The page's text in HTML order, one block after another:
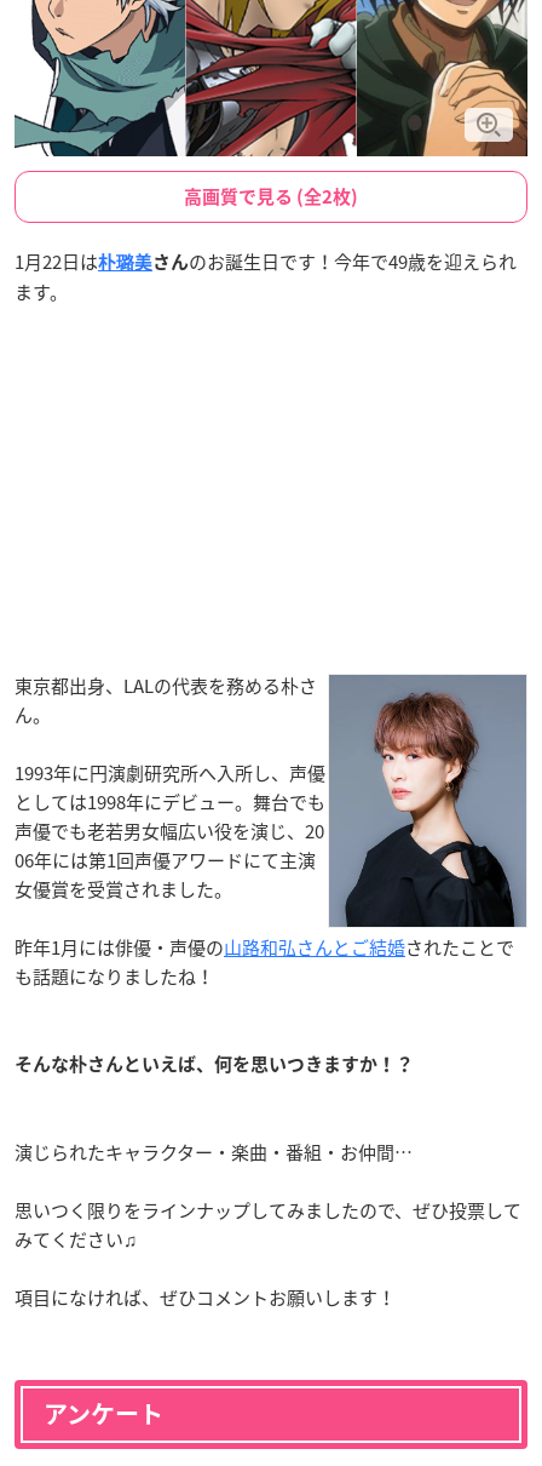
高画質で見る (全2枚)
1月22日は朴璐美さんのお誕生日です！今年で49歳を迎えられ
ます。
東京都出身、LALの代表を務める朴さ
ん。
1993年に円演劇研究所へ入所し、声優
としては1998年にデビュー。舞台でも
声優でも老若男女幅広い役を演じ、20
06年には第1回声優アワードにて主演
女優賞を受賞されました。
昨年1月には俳優・声優の山路和弘さんとご結婚されたことで
も話題になりましたね！
そんな朴さんといえば、何を思いつきますか！？
演じられたキャラクター・楽曲・番組・お仲間…
思いつく限りをラインナップしてみましたので、ぜひ投票して
みてください♫
項目になければ、ぜひコメントお願いします！
アンケート